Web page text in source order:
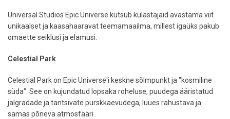
Universal Studios Epic Universe kutsub külastajaid avastama viit
unikaalset ja kaasahaaravat teemamaailma, millest igaüks pakub
omaette seiklusi ja elamusi.
Celestial Park
Celestial Park on Epic Universe'i keskne sõlmpunkt ja "kosmiline
süda". See on kujundatud lopsaka roheluse, puudega ääristatud
jalgradade ja tantsivate purskkaevudega, luues rahustava ja
samas põneva atmosfääri.